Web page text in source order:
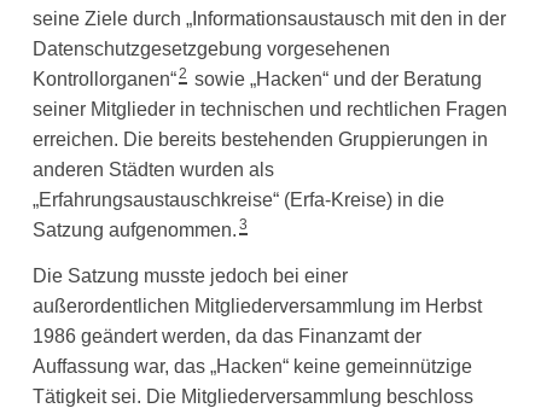
seine Ziele durch „Informationsaustausch mit den in der
Datenschutzgesetzgebung vorgesehenen
Kontrollorganen“2 sowie „Hacken“ und der Beratung
seiner Mitglieder in technischen und rechtlichen Fragen
erreichen. Die bereits bestehenden Gruppierungen in
anderen Städten wurden als
„Erfahrungsaustauschkreise“ (Erfa-Kreise) in die
Satzung aufgenommen. 3
Die Satzung musste jedoch bei einer
außerordentlichen Mitgliederversammlung im Herbst
1986 geändert werden, da das Finanzamt der
Auffassung war, das „Hacken“ keine gemeinnützige
Tätigkeit sei. Die Mitgliederversammlung beschloss